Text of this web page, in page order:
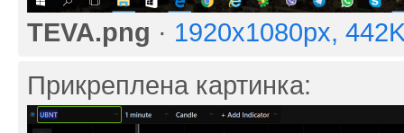
TEVA.png · 1920x1080px,
Прикреплена картинка: